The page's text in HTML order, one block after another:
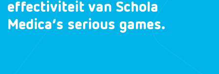
effectiviteit van Schola
Medica’s serious games.